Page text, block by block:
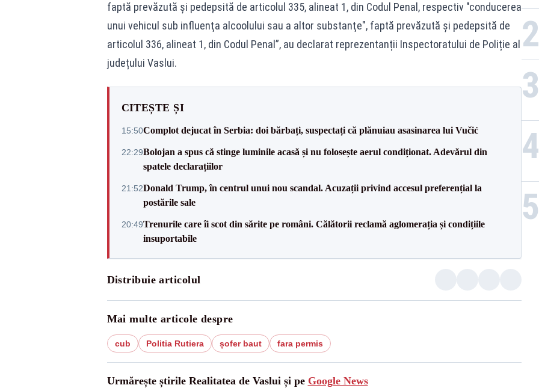
faptă prevăzută și pedepsită de articolul 335, alineat 1, din Codul Penal, respectiv "conducerea
unui vehicul sub influenţa alcoolului sau a altor substanţe", faptă prevăzută și pedepsită de
articolul 336, alineat 1, din Codul Penal”, au declarat reprezentanții Inspectoratului de Poliție al
județului Vaslui.
CITEȘTE ȘI
15:50Complot dejucat în Serbia: doi bărbați, suspectați că plănuiau asasinarea lui Vučić
22:29Bolojan a spus că stinge luminile acasă și nu folosește aerul condiționat. Adevărul din
spatele declarațiilor
21:52Donald Trump, în centrul unui nou scandal. Acuzații privind accesul preferențial la
postările sale
20:49Trenurile care îi scot din sărite pe români. Călătorii reclamă aglomerația și condițiile
insuportabile
Distribuie articolul
Mai multe articole despre
cub Politia Rutiera șofer baut fara permis
Urmărește știrile Realitatea de Vaslui și pe Google News
2
3
4
5